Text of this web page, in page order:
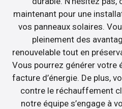
maintenant pour une
vos panneaux solaires.
pleinement des
renouvelable tout en
Vous pourrez générer votre
facture d’énergie. De plus,
contre le réchauffement
notre équipe s’engage à